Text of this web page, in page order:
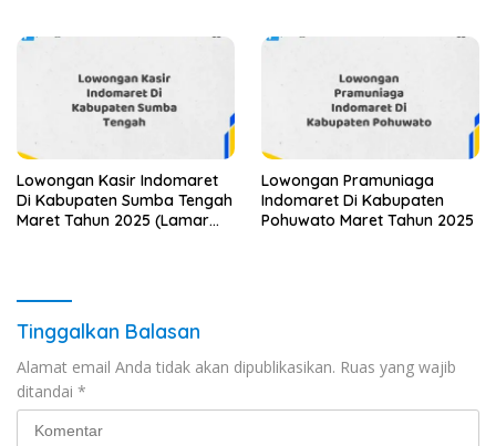
Lowongan Kasir Indomaret
Di Kabupaten Sumba Tengah
Maret Tahun 2025 (Lamar
Lowongan Pramuniaga
Indomaret Di Kabupaten
Pohuwato Maret Tahun 2025
Tinggalkan Balasan
Alamat email Anda tidak akan dipublikasikan. Ruas yang wajib
ditandai *